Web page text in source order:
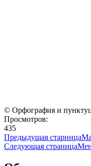
© Орфография и
Просмотров:
435
Предыдущая старница
Следующая страница